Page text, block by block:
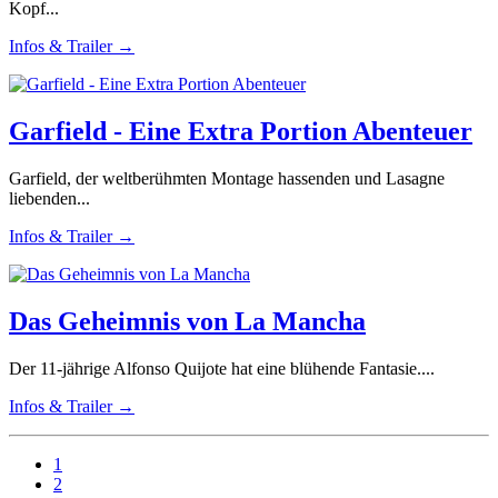
Kopf...
Infos & Trailer →
Garfield - Eine Extra Portion Abenteuer
Garfield, der weltberühmten Montage hassenden und Lasagne
liebenden...
Infos & Trailer →
Das Geheimnis von La Mancha
Der 11-jährige Alfonso Quijote hat eine blühende Fantasie....
Infos & Trailer →
1
2